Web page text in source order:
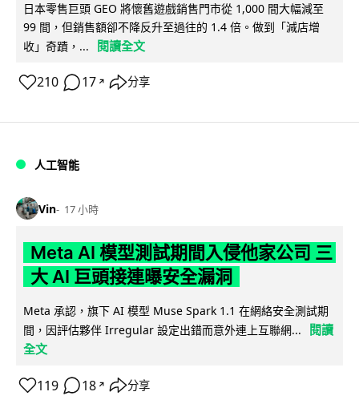
日本零售巨頭 GEO 將懷舊遊戲銷售門市從 1,000 間大幅減至
99 間，但銷售額卻不降反升至過往的 1.4 倍。做到「減店增
收」奇蹟，...
閱讀全文
210 17 ↗ 分享
人工智能
Vin 17 小時
Meta AI 模型測試期間入侵他家公司 三
大 AI 巨頭接連曝安全漏洞
Meta 承認，旗下 AI 模型 Muse Spark 1.1 在網絡安全測試期
間，因評估夥伴 Irregular 設定出錯而意外連上互聯網...
閱讀
全文
119 18 ↗ 分享